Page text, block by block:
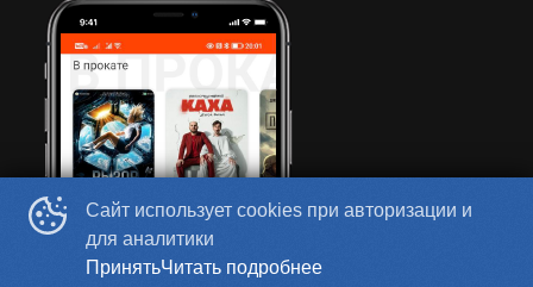
Сайт использует cookies при авторизации и
для аналитики
ПринятьЧитать подробнее